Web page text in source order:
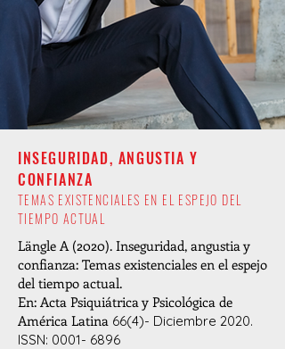
INSEGURIDAD, ANGUSTIA Y
CONFIANZA
TEMAS EXISTENCIALES EN EL ESPEJO DEL
TIEMPO ACTUAL
Längle A (2020). Inseguridad, angustia y
confianza: Temas existenciales en el espejo
del tiempo actual.
En: Acta Psiquiátrica y Psicológica de
América Latina 66(4)- Diciembre 2020.
ISSN: 0001- 6896